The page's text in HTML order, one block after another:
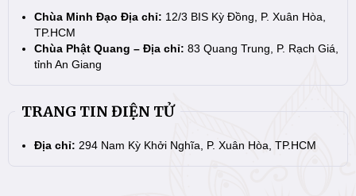
Chùa Minh Đạo Địa chỉ: 12/3 BIS Kỳ Đồng, P. Xuân Hòa,
TP.HCM
Chùa Phật Quang – Địa chỉ: 83 Quang Trung, P. Rạch Giá,
tỉnh An Giang
TRANG TIN ĐIỆN TỬ
Địa chỉ: 294 Nam Kỳ Khởi Nghĩa, P. Xuân Hòa, TP.HCM